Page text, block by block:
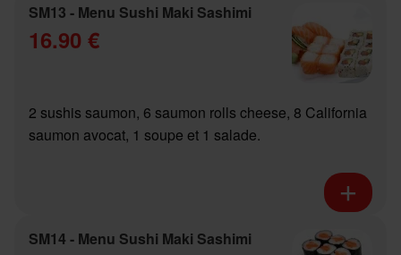
SM13 - Menu Sushi Maki Sashimi
16.90 €
2 sushis saumon, 6 saumon rolls cheese, 8 California
saumon avocat, 1 soupe et 1 salade.
SM14 - Menu Sushi Maki Sashimi